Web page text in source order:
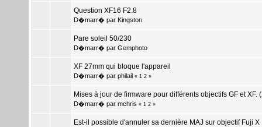
Question XF16 F2.8
D�marr� par Kingston
Pare soleil 50/230
D�marr� par Gemphoto
XF 27mm qui bloque l'appareil
D�marr� par philail « 1 2 »
Mises à jour de firmware pour différents objectifs GF et XF.
D�marr� par mchris « 1 2 »
Est-il possible d'annuler sa dernière MAJ sur objectif Fuji X